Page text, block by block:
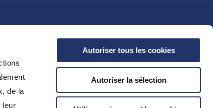
de la
leur
Autoriser tous les cookies
Autoriser la sélection
Conditions d’utilisation